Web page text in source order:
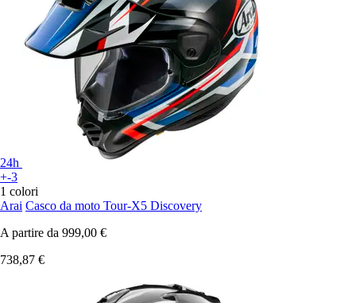
24h
+-3
1 colori
Arai Casco da moto Tour-X5 Discovery
A partire da 999,00 €
738,87 €